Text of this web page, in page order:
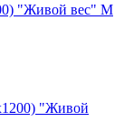
"Живой вес" М